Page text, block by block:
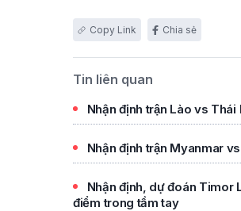
Chia sẻ
Tin liên quan
Nhận định trận Lào vs
Nhận định trận Myanmar
Nhận định, dự đoán Timor
điểm trong tầm tay